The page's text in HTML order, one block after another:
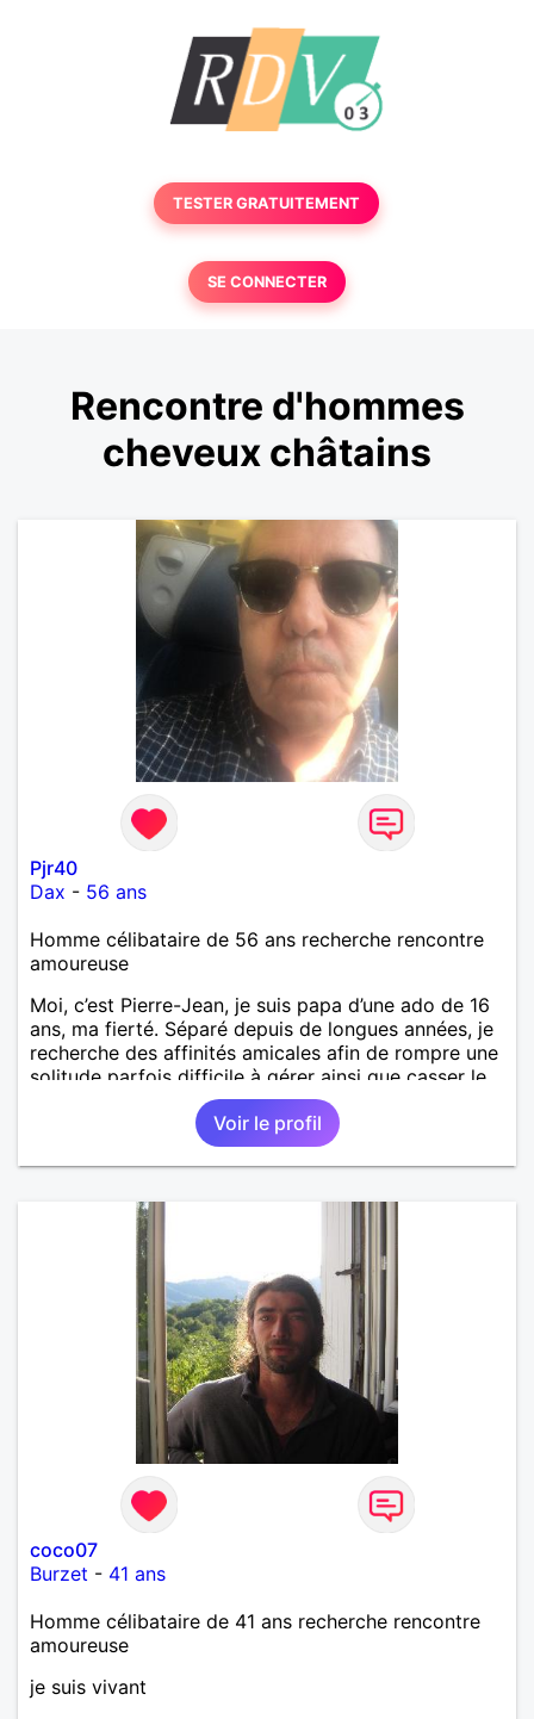
TESTER GRATUITEMENT
SE CONNECTER
Rencontre d'hommes
cheveux châtains
Pjr40
Dax - 56 ans
Homme célibataire de 56 ans recherche rencontre
amoureuse
Moi, c’est Pierre-Jean, je suis papa d’une ado de 16
ans, ma fierté. Séparé depuis de longues années, je
recherche des affinités amicales afin de rompre une
solitude parfois difficile à gérer ainsi que casser le
vague à l’âme. L’amitié reste extrêmement
importante à mes yeux mais peut se décliner en des
sentiments plus puissants. « Le temps fera son
œuvre » disait Arthur Schopenhauer, philosophe
autant être trop locace. Je suis bourré de qualités
avec très peu de défauts. Je suis altruiste,
bienveillant, empathique, attentionné, honnête,
respectueux, doux de caractère et compréhensif : je
laisse « glisser » beaucoup de choses. Mais ne vous
m’éprenez pas Mesdames, si une personne que
j’aime me trahit une fois, il n’y aura pas de seconde
chance et je l’effacerai à « vitam eternam ».
Néanmoins, je suis un tout petit peu maniaque ainsi
qu’impatient. J’essaye de faire des efforts. Rien de
bien dramatique ! Du moins je le pense……Je suis un
homme facile à vivre. À vous si vous le souhaitez,
d’apprendre à me connaître davantage. J’en serai
ravi….A très bientôt je l’espère.
Voir le profil
coco07
Burzet - 41 ans
Homme célibataire de 41 ans recherche rencontre
amoureuse
je suis vivant